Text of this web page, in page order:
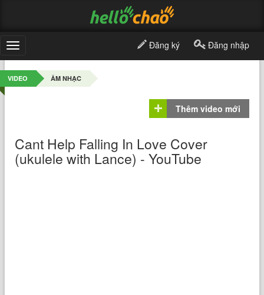
Toggle
navigation
Đăng ký Đăng nhập
VIDEO ÂM NHẠC
Thêm video mới
Cant Help Falling In Love Cover
(ukulele with Lance) - YouTube